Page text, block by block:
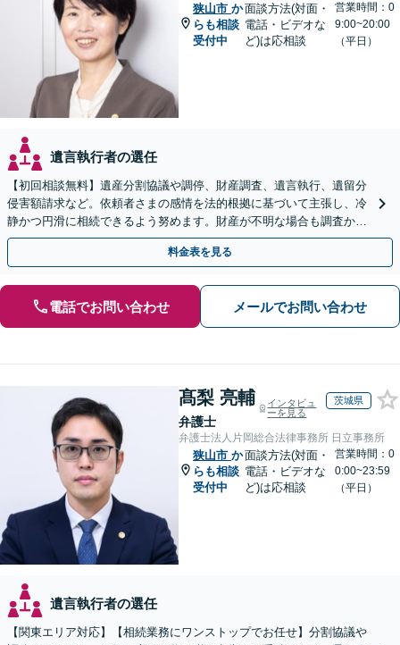
狭山市 か
らも相談
受付中
面談方法(対面・
電話・ビデオな
ど)は応相談
営業時間：0
9:00~20:00
（平日）
遺言執行者の選任
【初回相談無料】遺産分割協議や調停、財産調査、遺言執行、遺留分
侵害額請求など。依頼者さまの感情を法的根拠に基づいて主張し、冷
静かつ円滑に相続できるよう努めます。財産が不明な場合も調査から
対応します。
料金表を見る
電話でお問い合わせ メールでお問い合わせ
髙梨 亮輔
弁護士
インタビュ
ーを見る
茨城県
弁護士法人片岡総合法律事務所 日立事務所
狭山市 か
らも相談
受付中
面談方法(対面・
電話・ビデオな
ど)は応相談
営業時間：0
0:00~23:59
（平日）
遺言執行者の選任
【関東エリア対応】【相続業務にワンストップでお任せ】分割協議や